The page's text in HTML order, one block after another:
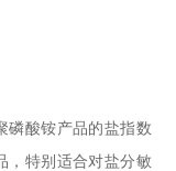
磷酸铵产品的盐指数
，特别适合对盐分敏